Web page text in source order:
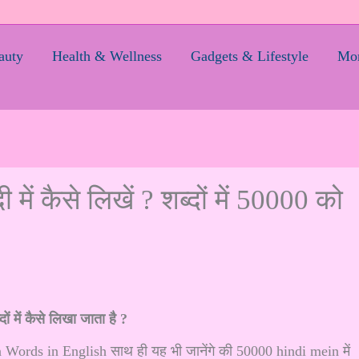
Health & Wellness Gadgets & Lifestyle
में कैसे लिखें ? शब्दों में 50000 को
में कैसे लिखा जाता है ?
in English साथ ही यह भी जानेंगे की 50000 hindi mein में